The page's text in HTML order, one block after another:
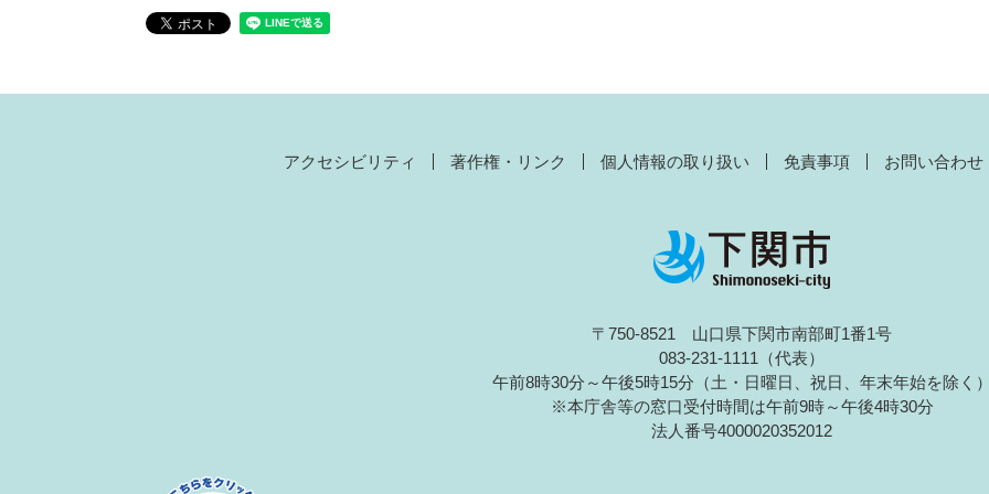
アクセシビリティ 著作権・リンク 個人情報の取り扱い 免責事項 お問い合わせ
〒750-8521 山口県下関市南部町1番1号
083-231-1111（代表）
午前8時30分～午後5時15分（土・日曜日、祝日、年末年始を除く）
※本庁舎等の窓口受付時間は午前9時～午後4時30分
法人番号4000020352012